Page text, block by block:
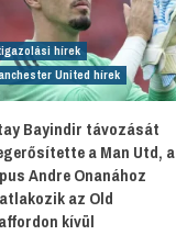
hírek
United hírek
Bayindir távozását
a Man Utd, a
Andre Onanához
az Old
kívül